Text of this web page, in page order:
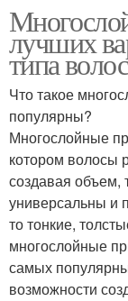
лучших
типа волос
Что такое
популярны?
Многослойные
котором волосы
создавая объем,
универсальны и
то тонкие,
многослойные
самых
возможности